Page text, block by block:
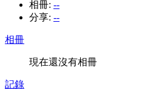
相冊: --
分享: --
相冊
現在還沒有相冊
記錄